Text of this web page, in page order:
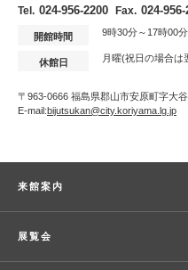
Tel. 024-956-2200 Fax. 024-956-
開館時間 9時30分～17時00
休館日 月曜(祝日の場合は
〒963-0666 福島県郡山市安原町字大
E-mail:bijutsukan@city.koriyama.lg.jp
来館案内
展覧会